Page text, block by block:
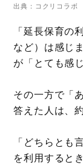
出典：コクリコラボ
「延長保育の
など）は感じ
が「とても感
その一方で「
答えた人は、約
「どちらとも
を利用すると